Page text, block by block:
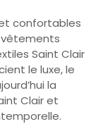
confortables
Saint Clair
le luxe, le
la
Clair et